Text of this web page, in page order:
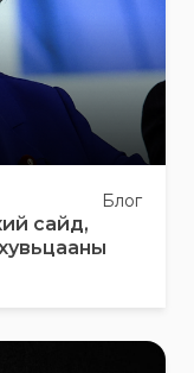
Блог
сайд,